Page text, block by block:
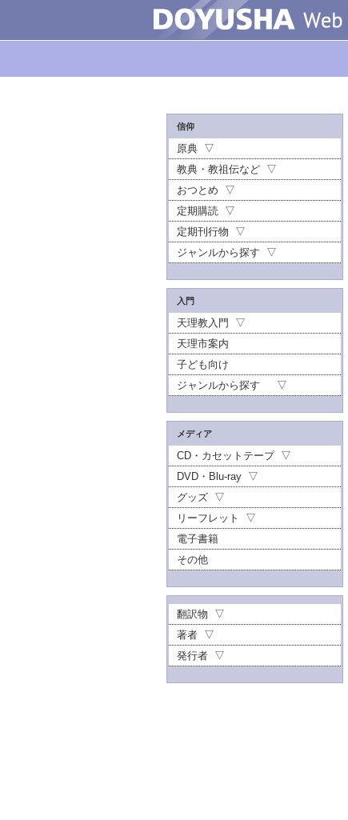
信仰
原典
教典・教祖伝など
おつとめ
定期購読
定期刊行物
ジャンルから探す
入門
天理教入門
天理市案内
子ども向け
ジャンルから探す
メディア
CD・カセットテープ
DVD・Blu-ray
グッズ
リーフレット
電子書籍
その他
翻訳物
著者
発行者